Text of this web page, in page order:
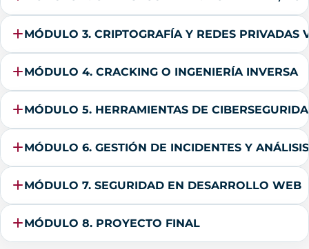
MÓDULO 3. CRIPTOGRAFÍA Y REDES PRIVADAS
MÓDULO 4. CRACKING O INGENIERÍA INVERSA
MÓDULO 5. HERRAMIENTAS DE
MÓDULO 6. GESTIÓN DE INCIDENTES Y
MÓDULO 7. SEGURIDAD EN DESARROLLO WEB
MÓDULO 8. PROYECTO FINAL